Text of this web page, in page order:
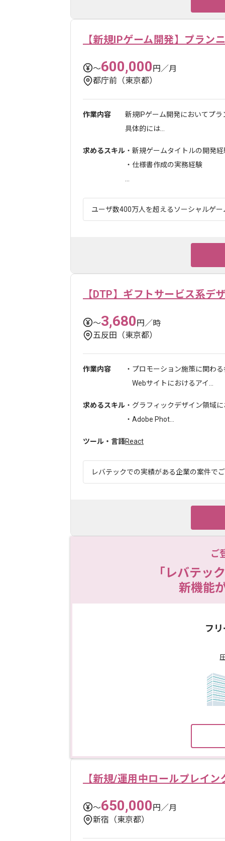
【新規IPゲーム開発】プラン
〜600,000円／月
都庁前（東京都）
作業内容
新規IPゲーム開発においてプ
具体的には...
求めるスキル ・新規ゲームタイトルの開発
・仕様書作成の実務経験
ユーザ数400万人を超えるソーシャルゲ
【DTP】ギフトサービス系デ
〜3,680円／時
五反田（東京都）
作業内容
・プロモーション施策に関わ
Webサイトにおけるアイ...
求めるスキル ・グラフィックデザイン領域
・Adobe Phot...
ツール・言語React
レバテックでの実績がある企業の案件で
ご
「レバテッ
新機能
フ
【新規/運用中ロールプレイ
〜650,000円／月
新宿（東京都）